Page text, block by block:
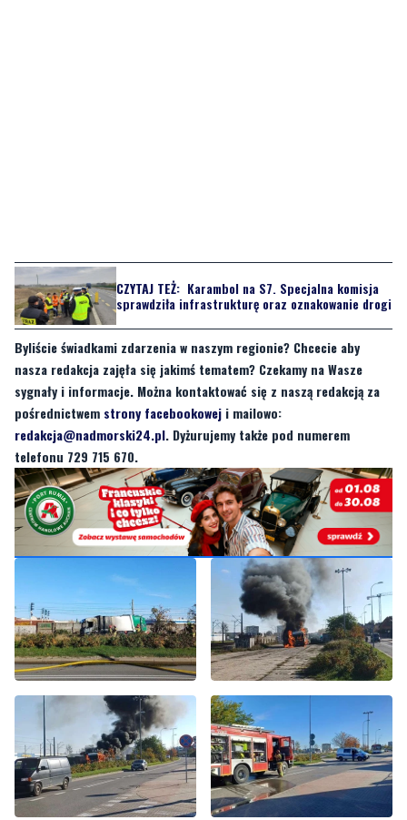
CZYTAJ TEŻ: Karambol na S7. Specjalna komisja
sprawdziła infrastrukturę oraz oznakowanie drogi
Byliście świadkami zdarzenia w naszym regionie? Chcecie aby
nasza redakcja zajęła się jakimś tematem? Czekamy na Wasze
sygnały i informacje. Można kontaktować się z naszą redakcją za
pośrednictwem strony facebookowej i mailowo:
redakcja@nadmorski24.pl. Dyżurujemy także pod numerem
telefonu 729 715 670.